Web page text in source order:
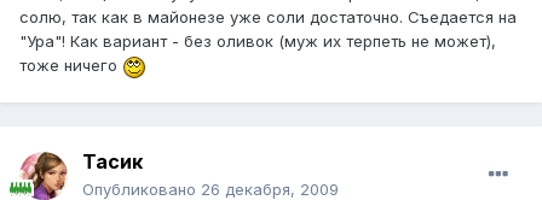
солю, так как в майонезе уже соли достаточно. Съедается на
"Ура"! Как вариант - без оливок (муж их терпеть не может),
тоже ничего
Тасик
Опубликовано 26 декабря, 2009